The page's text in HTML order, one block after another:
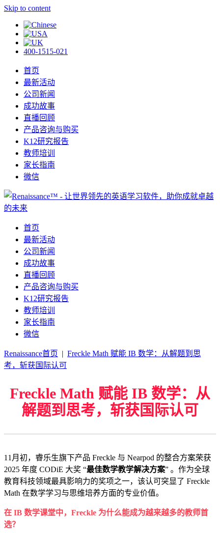
Skip to content
400-1515-021
首页
最新活动
公司新闻
成功故事
直播回顾
产品咨询与购买
K12研究报告
教师培训
家长指南
微信
首页
最新活动
公司新闻
成功故事
直播回顾
产品咨询与购买
K12研究报告
教师培训
家长指南
微信
Renaissance首页 | Freckle Math 赋能 IB 数学：从解题到思
考，斩获国际认可
Freckle Math 赋能 IB 数学：从
解题到思考，斩获国际认可
11月初，睿乐生旗下产品 Freckle 与 Nearpod 的整合方案荣获
2025 年度 CODiE 大奖 “最佳数学教学解决方案” 。作为全球
教育科技领域最具影响力的奖项之一，该认可突显了 Freckle
Math 在数学学习与思维培养方面的专业价值。
在 IB 数学课堂中， Freckle 为什么能成为越来越多的教师首
选？